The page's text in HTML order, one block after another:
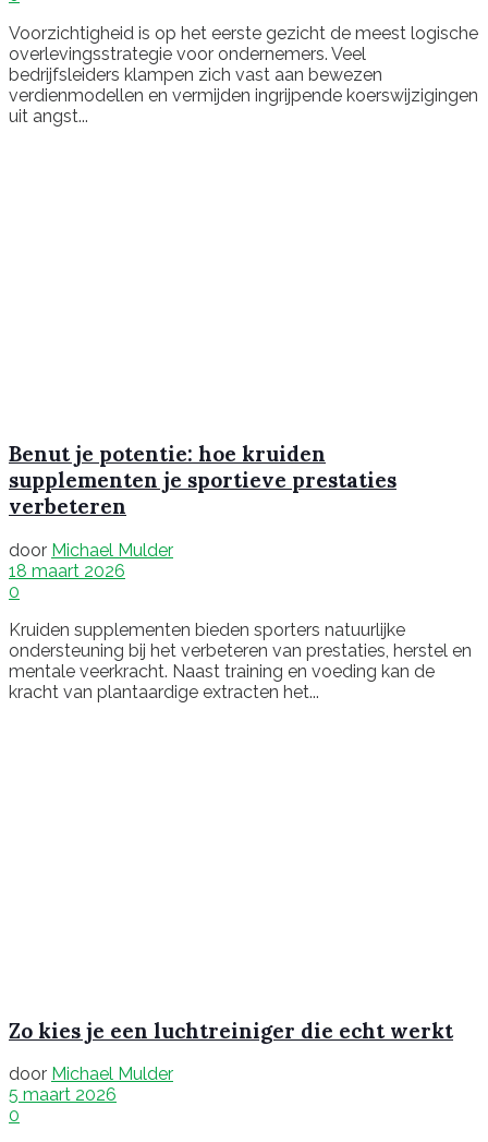
Voorzichtigheid is op het eerste gezicht de meest logische
overlevingsstrategie voor ondernemers. Veel
bedrijfsleiders klampen zich vast aan bewezen
verdienmodellen en vermijden ingrijpende koerswijzigingen
uit angst...
Benut je potentie: hoe kruiden
supplementen je sportieve prestaties
verbeteren
door Michael Mulder
18 maart 2026
0
Kruiden supplementen bieden sporters natuurlijke
ondersteuning bij het verbeteren van prestaties, herstel en
mentale veerkracht. Naast training en voeding kan de
kracht van plantaardige extracten het...
Zo kies je een luchtreiniger die echt werkt
door Michael Mulder
5 maart 2026
0